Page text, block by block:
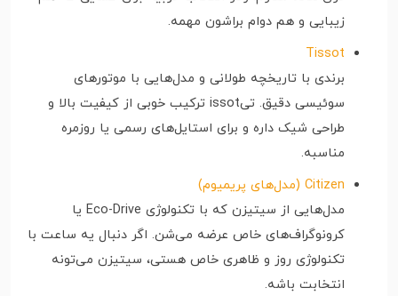
زیبایی و هم دوام براشون مهمه.
Tissot
برندی با تاریخچه طولانی و مدل‌هایی با موتورهای
سوئیسی دقیق. تیissot ترکیب خوبی از کیفیت بالا و
طراحی شیک داره و برای استایل‌های رسمی یا روزمره
مناسبه.
Citizen (مدل‌های پریمیوم)
مدل‌هایی از سیتیزن که با تکنولوژی Eco-Drive یا
کرونوگراف‌های خاص عرضه می‌شن. اگر دنبال یه ساعت با
تکنولوژی روز و ظاهری خاص هستی، سیتیزن می‌تونه
انتخابت باشه.